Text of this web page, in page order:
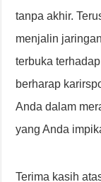
tanpa akhir.
menjalin
terbuka
berharap
Anda dalam
yang Anda
Terima kasih